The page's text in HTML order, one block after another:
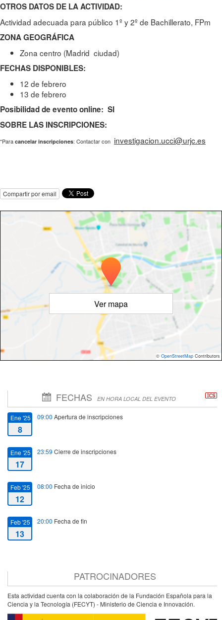
OTROS DATOS DE LA ACTIVIDAD:
Actividad adecuada para público 1º y 2º de Bachillerato, FPm
ZONA GEOGRÁFICA
Zona centro (Madrid ciudad)
FECHAS DISPONIBLES:
12 de febrero
13 de febrero
Posibilidad de evento online: SI
SOBRE LAS INSCRIPCIONES:
*Para cancelar inscripciones: Contactar con investigacion.ucci@urjc.es
Compartir por email
Ver mapa
© OpenStreetMap Contributors
FECHAS EN HORA LOCAL DEL EVENTO
Ene '25
8
09:00 Apertura de inscripciones
Ene '25
17
23:59 Cierre de inscripciones
Feb '25
12
08:00 Fecha de inicio
Feb '25
13
20:00 Fecha de fin
PATROCINADORES
Esta actividad cuenta con la colaboración de la Fundación Española para la
Ciencia y la Tecnología (FECYT) - Ministerio de Ciencia e Innovación.